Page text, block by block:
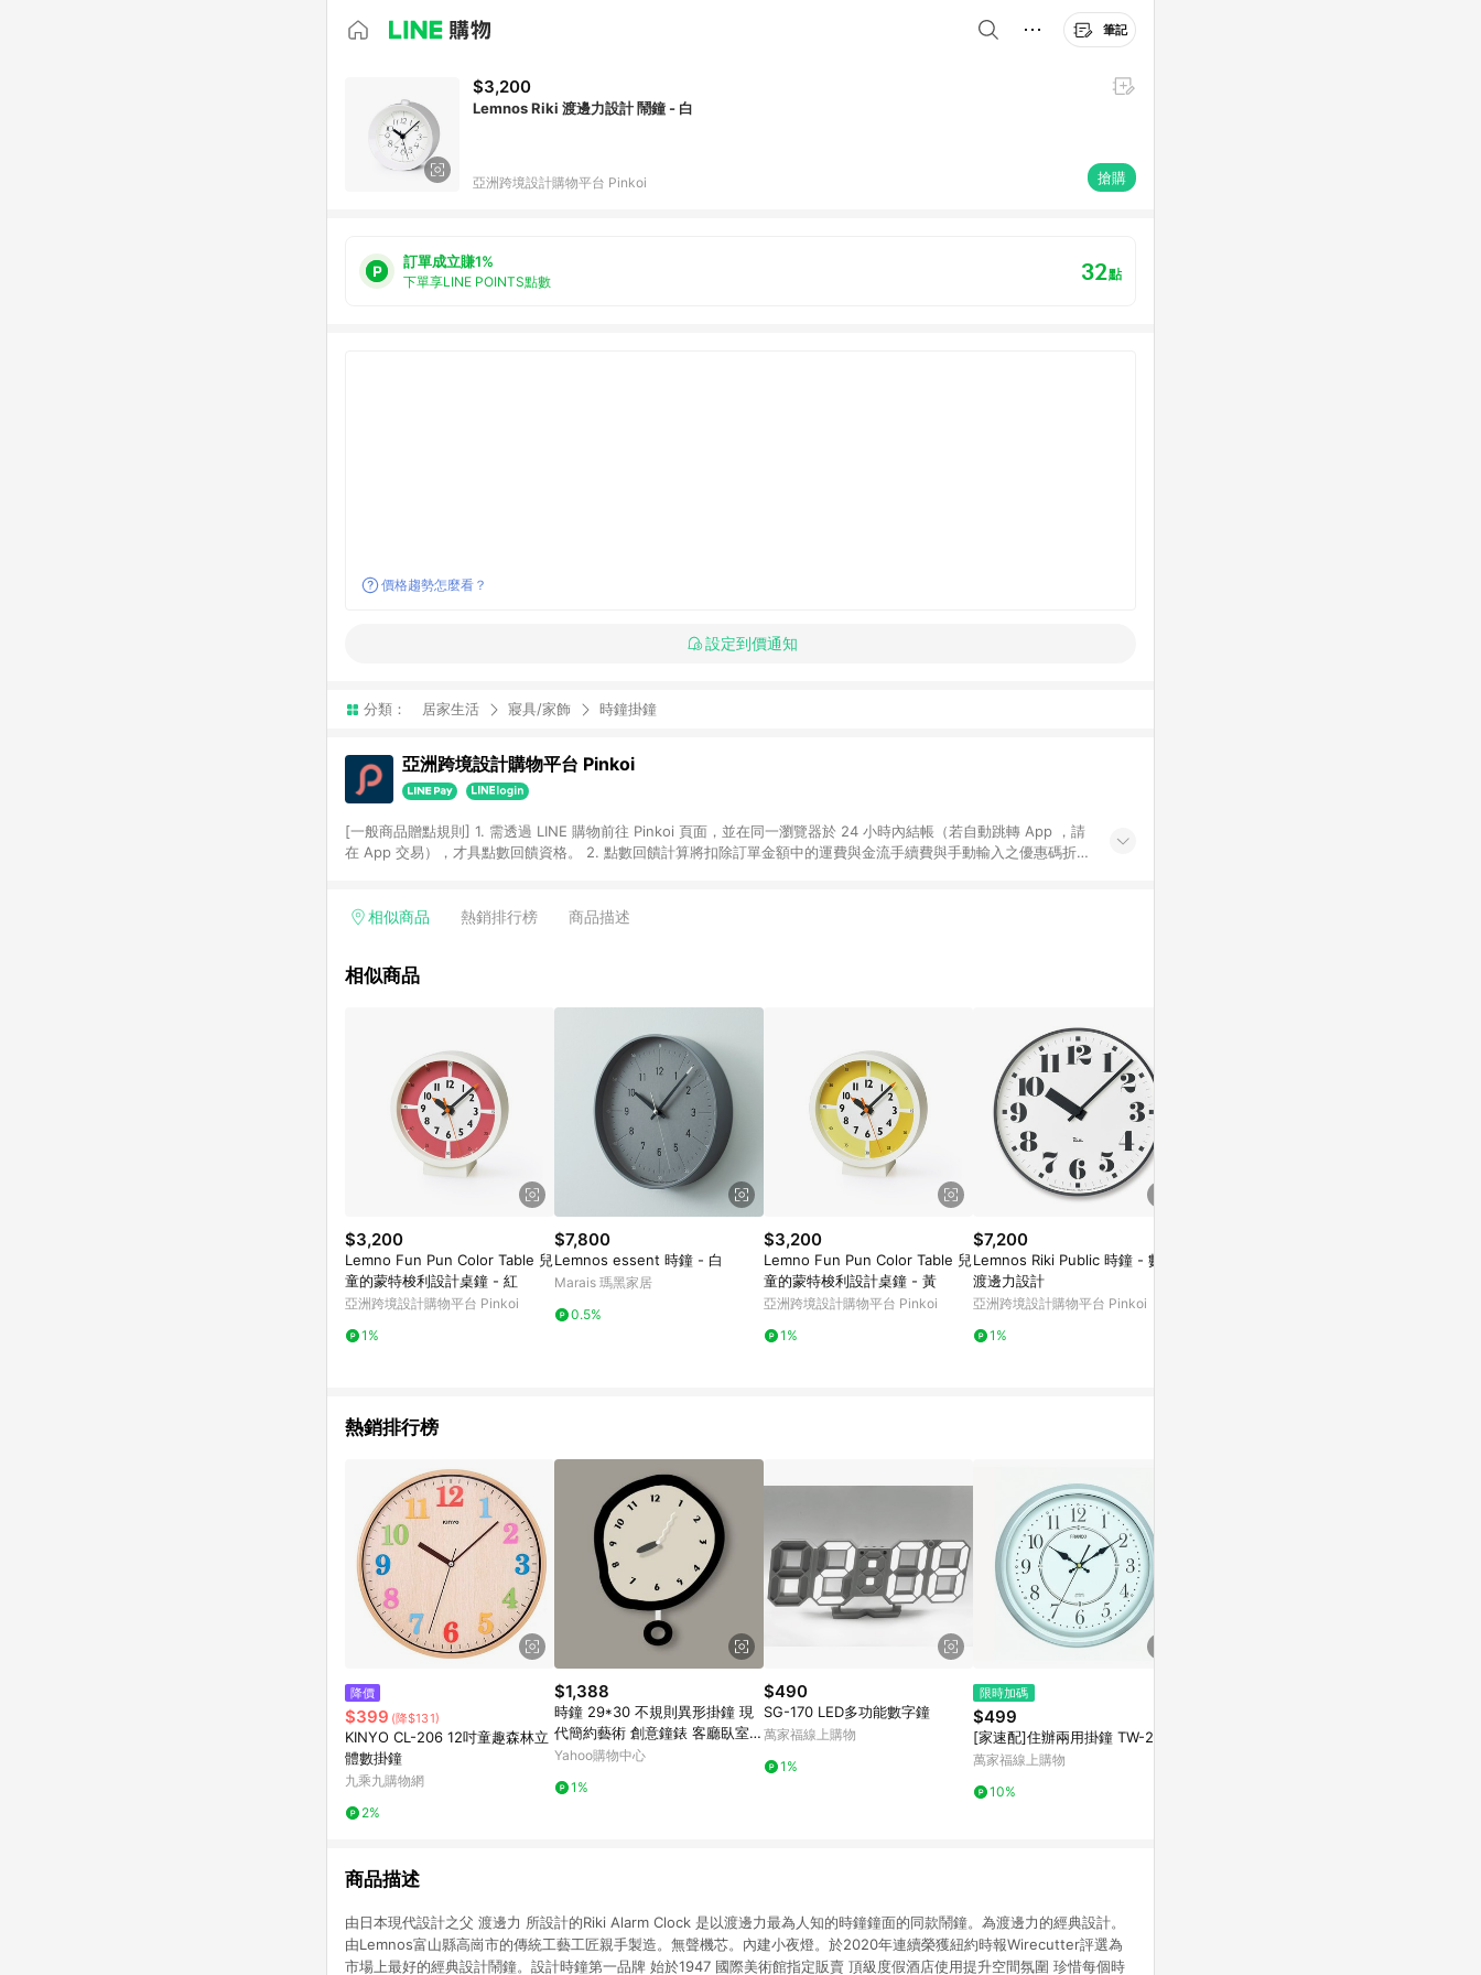
筆記
$3,200
Lemnos Riki 渡邊力設計 鬧鐘 - 白
亞洲跨境設計購物平台 Pinkoi 搶購
訂單成立賺1%
下單享LINE POINTS點數 32點
價格趨勢怎麼看？
設定到價通知
分類： 居家生活 寢具/家飾 時鐘掛鐘
亞洲跨境設計購物平台 Pinkoi
[一般商品贈點規則] 1. 需透過 LINE 購物前往 Pinkoi 頁面，並在同一瀏覽器於 24 小時內結帳（若自動跳轉 App ，請
在 App 交易），才具點數回饋資格。 2. 點數回饋計算將扣除訂單金額中的運費與金流手續費與手動輸入之優惠碼折
格，部分退款不在此限。 6. APP 請更新至Android v4.6.0 / iOS v4.1.5 以上才具贈點資格。 7. 點數將於出貨後 45 天
使用規則請以點數紅包活動說明為準。 11. 若於 LINE 購物前往 Pinkoi 頁面後才首次下載 Pinkoi APP 並完成訂單，不
相似商品 熱銷排行榜 商品描述
相似商品
$3,200
Lemno Fun Pun Color Table 兒
童的蒙特梭利設計桌鐘 - 紅
亞洲跨境設計購物平台 Pinkoi
1%
$7,800
Lemnos essent 時鐘 - 白
Marais 瑪黑家居
0.5%
$3,200
Lemno Fun Pun Color Table 兒
童的蒙特梭利設計桌鐘 - 黃
亞洲跨境設計購物平台 Pinkoi
1%
$7,200
Lemnos Riki Public 時鐘 - 數字
渡邊力設計
亞洲跨境設計購物平台 Pinkoi
1%
熱銷排行榜
降價
$399 (降$131)
KINYO CL-206 12吋童趣森林立
體數掛鐘
九乘九購物網
2%
$1,388
時鐘 29*30 不規則異形掛鐘 現
代簡約藝術 創意鐘錶 客廳臥室壁
掛鐘 北歐風裝飾鐘
Yahoo購物中心
1%
$490
SG-170 LED多功能數字鐘
萬家福線上購物
1%
限時加碼
$499
[家速配]住辦兩用掛鐘 TW-2562
萬家福線上購物
10%
商品描述
由日本現代設計之父 渡邊力 所設計的Riki Alarm Clock 是以渡邊力最為人知的時鐘鐘面的同款鬧鐘。為渡邊力的經典設計。
由Lemnos富山縣高崗市的傳統工藝工匠親手製造。無聲機芯。內建小夜燈。於2020年連續榮獲紐約時報Wirecutter評選為
市場上最好的經典設計鬧鐘。設計時鐘第一品牌 始於1947 國際美術館指定販賣 頂級度假酒店使用提升空間氛圍 珍惜每個時